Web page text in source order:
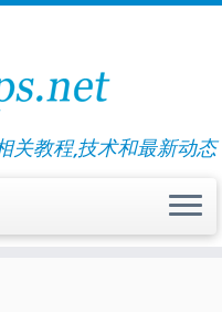
相关教程,技术和最新动态